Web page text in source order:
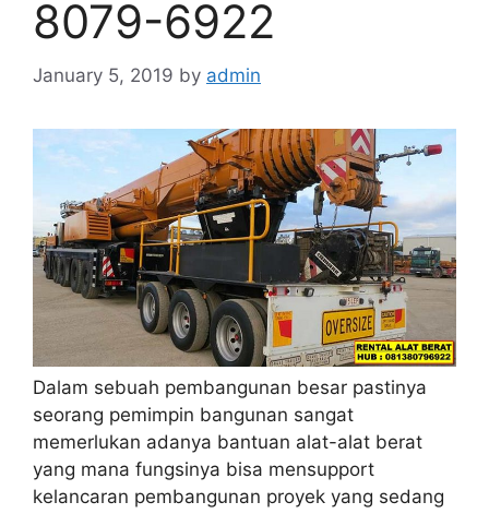
8079-6922
January 5, 2019 by admin
Dalam sebuah pembangunan besar pastinya
seorang pemimpin bangunan sangat
memerlukan adanya bantuan alat-alat berat
yang mana fungsinya bisa mensupport
kelancaran pembangunan proyek yang sedang